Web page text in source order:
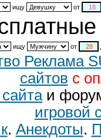
ищу от
ищу от
Реклама
сайтов с
и
игровой
. Анекдоты.